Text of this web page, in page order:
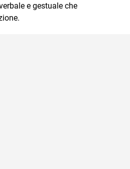
e gestuale che